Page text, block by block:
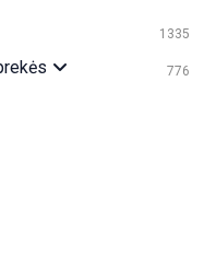
1335
776